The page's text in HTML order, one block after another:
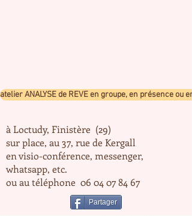
atelier ANALYSE de REVE en groupe, en présence ou
à Loctudy, Finistère (29)
sur place, au 37, rue de Kergall
en visio-conférence, messenger,
whatsapp, etc.
ou au téléphone 06 04 07 84 67
Partager